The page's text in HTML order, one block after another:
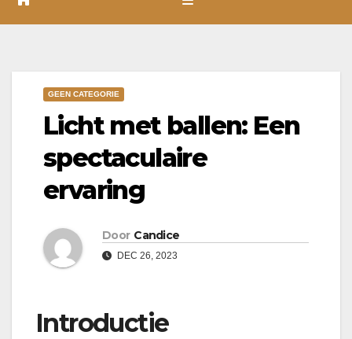
GEEN CATEGORIE
Licht met ballen: Een
spectaculaire
ervaring
Door Candice
DEC 26, 2023
Introductie